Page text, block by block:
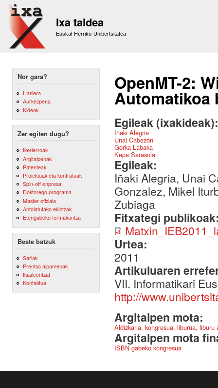
Ixa taldea
Euskal Herriko Unibertsitatea
Nor gara?
Hasiera
Aurkezpena
Kideak
Zer egiten dugu?
Ikerlerroak
Argitalpenak
Patenteak
Proiektuak eta kontratuak
Spin-off enpresa
Doktorego programa
Master ofiziala
Antolatutako ekintzak
Etengabeko formakuntza
Beste batzuk
Sariak
Prentsa aipamenak
Ikasleentzat
Kontaktua
OpenMT-2:
Automatikoa
Egileak
Iñaki Alegria
Unai Cabezón
Gorka Labaka
Kepa Sarasola
Egileak:
Iñaki Alegria, Unai
Gonzalez, Mikel
Zubiaga
Fitxategi
Urtea:
2011
Artikuluaren
VII. Informatikari
http://
Argitalpen mota:
Aldizkaria, kongresua, liburua,
Argitalpen mota
ISBN gabeko kongresua